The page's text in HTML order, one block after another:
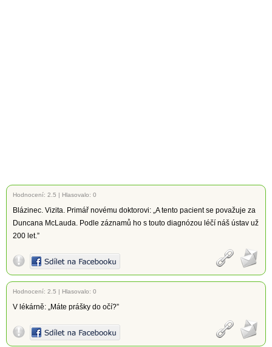
Hodnocení: 2.5 | Hlasovalo: 0
Blázinec. Vizita. Primář novému doktorovi: „A tento pacient se považuje za
Duncana McLauda. Podle záznamů ho s touto diagnózou léčí náš ústav už
200 let.”
Hodnocení: 2.5 | Hlasovalo: 0
V lékárně: „Máte prášky do očí?”